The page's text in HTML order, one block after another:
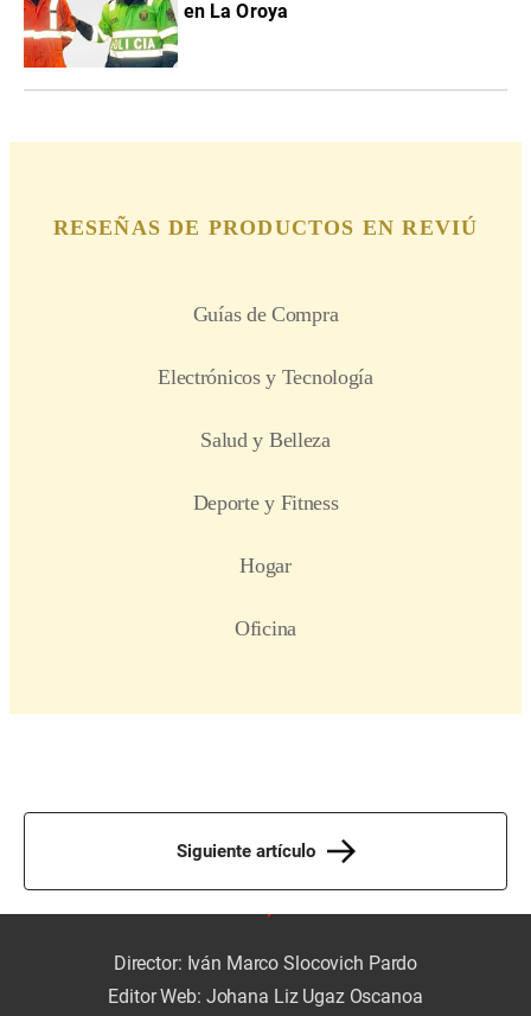
en La Oroya
Siguiente artículo
Director: Iván Marco Slocovich Pardo
Editor Web: Johana Liz Ugaz Oscanoa